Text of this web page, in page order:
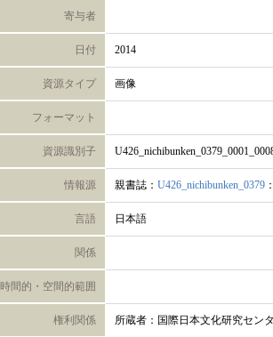
寄与者
日付 2014
資源タイプ 画像
フォーマット
資源識別子
情報源 親書誌： U426_nichibunken_0379
言語 日本語
関係
時間的・空間的範囲
権利関係 所蔵者：国際日本文化研究セン